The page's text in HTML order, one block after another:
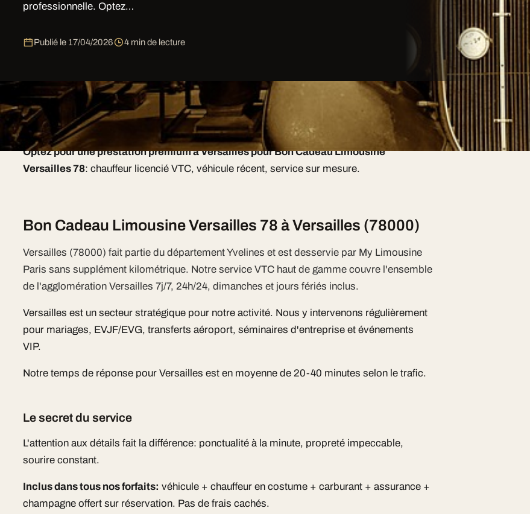
professionnelle. Optez…
Publié le 17/04/2026 4 min de lecture
Expertise reconnue pour Bon Cadeau Limousine Versailles 78 à Versailles: membre du
syndicat VTC IDF, label qualité, certification professionnelle.
Optez pour une prestation premium à Versailles pour Bon Cadeau Limousine
Versailles 78: chauffeur licencié VTC, véhicule récent, service sur mesure.
Bon Cadeau Limousine Versailles 78 à Versailles (78000)
Versailles (78000) fait partie du département Yvelines et est desservie par My Limousine
Paris sans supplément kilométrique. Notre service VTC haut de gamme couvre l'ensemble
de l'agglomération Versailles 7j/7, 24h/24, dimanches et jours fériés inclus.
Versailles est un secteur stratégique pour notre activité. Nous y intervenons régulièrement
pour mariages, EVJF/EVG, transferts aéroport, séminaires d'entreprise et événements
VIP.
Notre temps de réponse pour Versailles est en moyenne de 20-40 minutes selon le trafic.
Le secret du service
L'attention aux détails fait la différence: ponctualité à la minute, propreté impeccable,
sourire constant.
Inclus dans tous nos forfaits: véhicule + chauffeur en costume + carburant + assurance +
champagne offert sur réservation. Pas de frais cachés.